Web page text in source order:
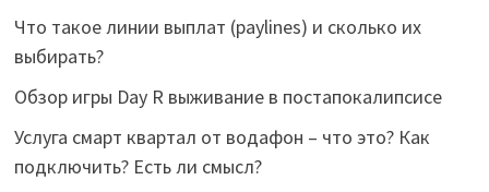
Что такое линии выплат (paylines) и сколько их
выбирать?
Обзор игры Day R выживание в постапокалипсисе
Услуга смарт квартал от водафон – что это? Как
подключить? Есть ли смысл?